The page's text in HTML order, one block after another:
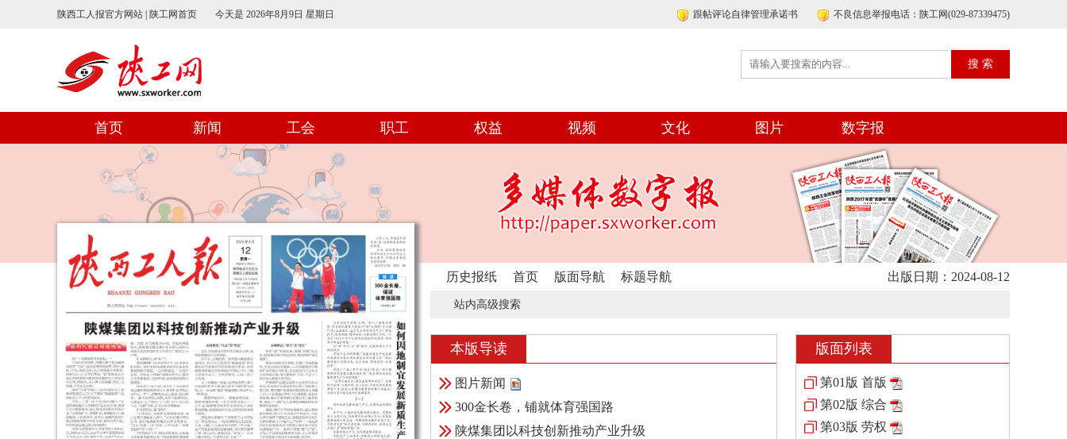
陕西工人报官方网站 | 陕工网首页 今天是 2026年8月9日 星期日 跟帖评论自律管理承诺书 不良信息举报电话：陕工网(029-87339475)
首页 新闻 工会 职工 权益 视频 文化 图片 数字报
历史报纸 首页 版面导航 标题导航 出版日期：2024-08-12
站内高级搜索
本版导读
图片新闻
300金长卷，铺就体育强国路
陕煤集团以科技创新推动产业升级
版面列表
第01版 首版
第02版 综合
第03版 劳权